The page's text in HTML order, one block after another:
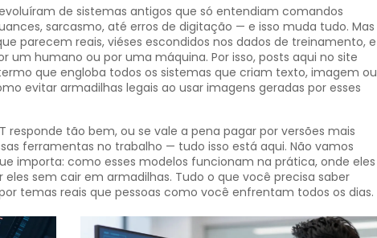
de sistemas antigos que só entendiam comandos
sarcasmo, até erros de digitação — e isso muda tudo. Mas
parecem reais, viéses escondidos nos dados de treinamento, e
um humano ou por uma máquina. Por isso, posts aqui no site
que engloba todos os sistemas que criam texto, imagem ou
evitar armadilhas legais ao usar imagens geradas por esses
responde tão bem, ou se vale a pena pagar por versões mais
ferramentas no trabalho — tudo isso está aqui. Não vamos
importa: como esses modelos funcionam na prática, onde eles
sem cair em armadilhas. Tudo o que você precisa saber
temas reais que pessoas como você enfrentam todos os dias.